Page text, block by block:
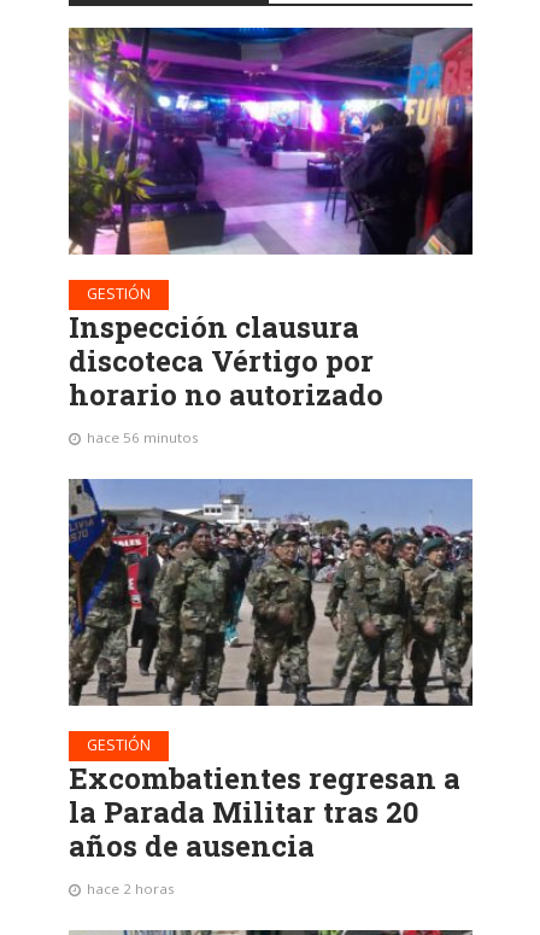
GESTIÓN
Inspección clausura
discoteca Vértigo por
horario no autorizado
hace 56 minutos
GESTIÓN
Excombatientes regresan a
la Parada Militar tras 20
años de ausencia
hace 2 horas